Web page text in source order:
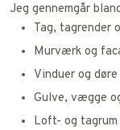
Jeg gennemgår
Tag, tagrender
Murværk og
Vinduer og døre
Gulve, vægge
Loft- og tagrum